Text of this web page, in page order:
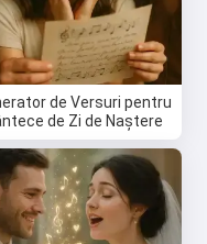
de Versuri pentru
de Zi de Naștere